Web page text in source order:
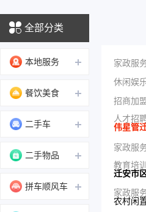
全部分类
本地服务
餐饮美食
二手车
二手物品
拼车顺风车
家政服
休闲娱
招商加
人才招
伟星管
家政服
教育培训
迁安市
家政服
农村闲